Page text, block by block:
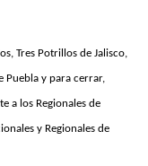
Tres Potrillos de Jalisco,
Puebla y para cerrar,
a los Regionales de
y Regionales de